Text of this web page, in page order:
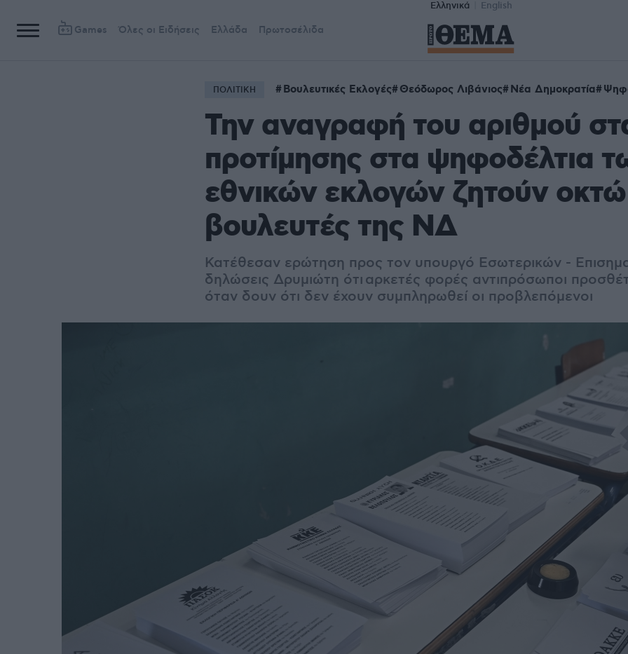
Ελληνικά English
Games Όλες οι Ειδήσεις Ελλάδα Πρωτοσέλιδα
ΠΟΛΙΤΙΚΗ Βουλευτικές Εκλογές Θεόδωρος Λιβάνιος Νέα Δημοκρατία
Την αναγραφή του αριθμού
προτίμησης στα ψηφοδέλτια
εθνικών εκλογών ζητούν οκτώ
βουλευτές της ΝΔ
Κατέθεσαν ερώτηση προς τον υπουργό Εσωτερικών -
δηλώσεις Δρυμιώτη ότι αρκετές φορές αντιπρόσωποι
όταν δουν ότι δεν έχουν συμπληρωθεί οι προβλεπόμενοι